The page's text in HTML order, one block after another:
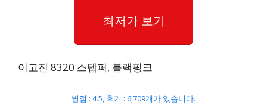
최저가 보기
이고진 8320 스텝퍼, 블랙핑크
별점 : 4.5, 후기 : 6,709개가 있습니다.